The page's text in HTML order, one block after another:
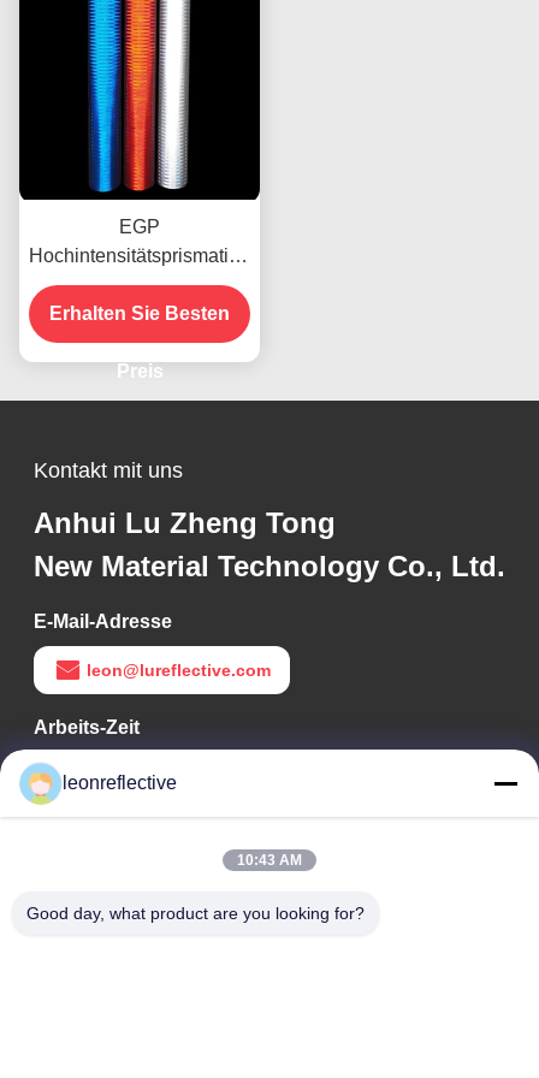
EGP
Hochintensitätsprismatisch
reflektierendes Klebstoff
für Vinylfolien
Erhalten Sie Besten
Preis
Kontakt mit uns
Anhui Lu Zheng Tong
New Material Technology Co., Ltd.
E-Mail-Adresse
leon@lureflective.com
Arbeits-Zeit
9:00-18:00
Unsere Adresse
Adresse des Unternehmens
Technologiepark Huayi, Hightech-Zone, Hefei, Anhui, China
leonreflective
10:43 AM
Good day, what product are you looking for?